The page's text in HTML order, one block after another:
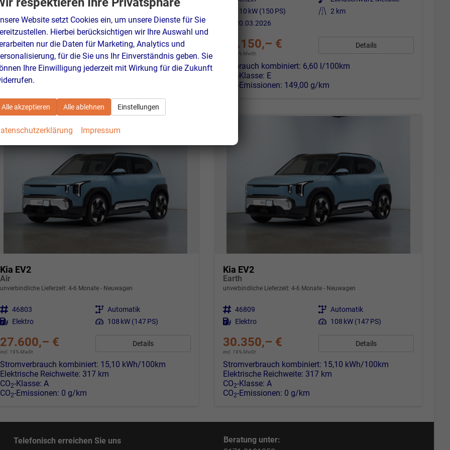
85 kW (116 PS)
26.02.2026
23.740,– €
incl. 19% MwSt.
Details
Verbrauch kombiniert:6,10 l/100km
CO 2 -Klasse:
CO -Emissionen:
110 kW (150 PS) Kilometerstand 2 km
20.03.2026
25.150,– €
incl. 19% MwSt.
Details
Verbrauch kombiniert: 6,60 l/100km
-Klasse: E
-Emissionen: 149,00 g/km
Kia EV2
Air
unverbindliche Lieferzeit: 4-6 Monate Neuwagen
Fahrzeugnr. 46803 Getriebe Automatik
Kraftstoff Elektro Leistung 108 kW (147 PS)
27.600,– €
incl. 19% MwSt.
Details
Stromverbrauch kombiniert: 15,10 kWh/100km
Elektrische Reichweite: 317 km
CO2-Klasse: A
CO2-Emissionen: 0 g/km
Kia EV2
Earth
unverbindliche Lieferzeit: 4-6 Monate Neuwagen
Fahrzeugnr. 46809 Getriebe Automatik
Kraftstoff Elektro Leistung 108 kW (147 PS)
30.350,– €
incl. 19% MwSt.
Details
Stromverbrauch kombiniert: 15,10 kWh/100km
Elektrische Reichweite: 317 km
CO2-Klasse: A
CO2-Emissionen: 0 g/km
Telefonisch erreichen Sie uns
Beratung unter:
Website setzt Cookies ein, um unsere Dienste für Sie
Hierbei berücksichtigen wir Ihre Auswahl und
nur die Daten für Marketing, Analytics und
für die Sie uns Ihr Einverständnis geben. Sie
Ihre Einwilligung jederzeit mit Wirkung für die Zukunft
Alle akzeptieren Alle ablehnen Einstellungen
Impressum